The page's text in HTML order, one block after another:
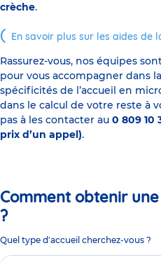
crèche.
En savoir plus sur les aides de
Rassurez-vous, nos équipes
pour vous accompagner dans
spécificités de l’accueil en
dans le calcul de votre reste à
pas à les contacter au 0 809 10
prix d’un appel).
Comment obtenir
?
Quel type d'accueil cherchez-vous ?